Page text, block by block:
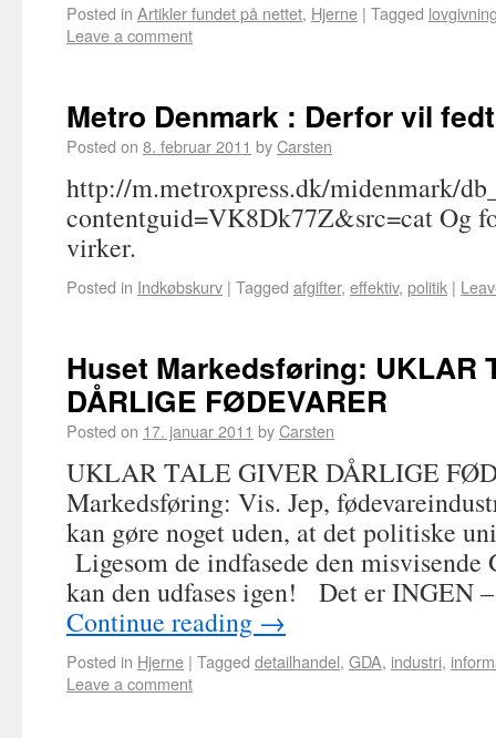
Posted in Artikler fundet på nettet, Hjerne | Tagged
Leave a comment
Metro Denmark : Derfor vil
Posted on 8. februar 2011 byCarsten
http://m.metroxpress.dk/midenmark/
contentguid=VK8Dk77Z&src=cat Og
virker.
Posted in Indkøbskurv | Tagged afgifter, effektiv, politik |
Huset Markedsføring: UKLAR
DÅRLIGE FØDEVARER
Posted on 17. januar 2011 byCarsten
UKLAR TALE GIVER DÅRLIGE
Markedsføring: Vis. Jep,
kan gøre noget uden, at det politiske
Ligesom de indfasede den
kan den udfases igen! Det er INGEN
Continue reading →
Posted in Hjerne | Tagged detailhandel, GDA, industri,
Leave a comment